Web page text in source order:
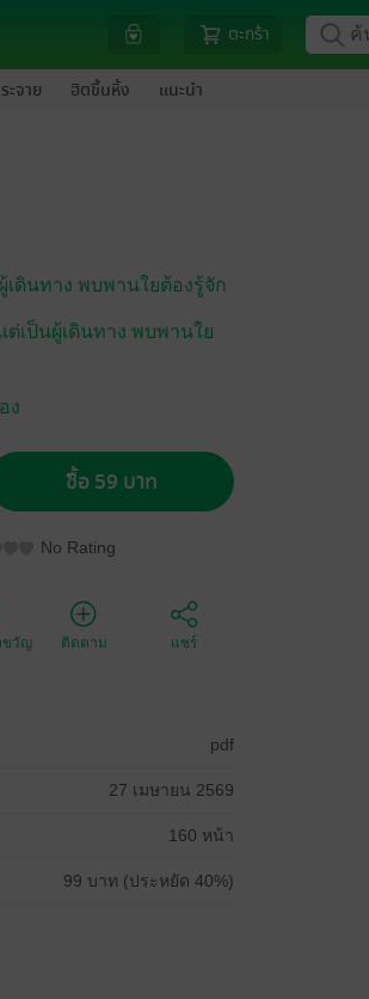
ตะกร้า
ะจาย ฮิตขึ้นหิ้ง แนะนำ
เดินทาง พบพานใยต้องรู้จัก
ต่เป็นผู้เดินทาง พบพานใย
ง
ซื้อ 59 บาท
No Rating
ขวัญ ติดตาม แชร์
pdf
27 เมษายน 2569
160 หน้า
99 บาท (ประหยัด 40%)